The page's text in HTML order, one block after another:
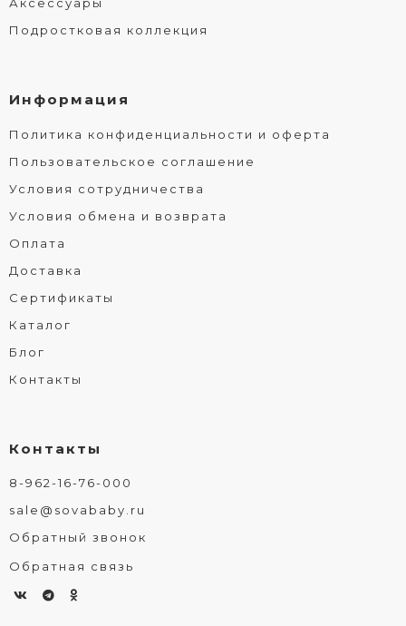
Аксессуары
Подростковая коллекция
Информация
Политика конфиденциальности и оферта
Пользовательское соглашение
Условия сотрудничества
Условия обмена и возврата
Оплата
Доставка
Сертификаты
Каталог
Блог
Контакты
Контакты
8-962-16-76-000
sale@sovababy.ru
Обратный звонок
Обратная связь